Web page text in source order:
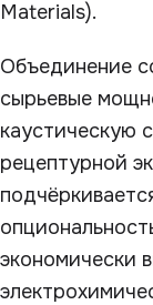
Materials).
Объединение
сырьевые
каустическую
рецептурной
экономически